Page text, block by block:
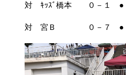
対 ｷｯｽﾞ橋本 ０－１ ●
対 宮Ｂ ０－７ ●